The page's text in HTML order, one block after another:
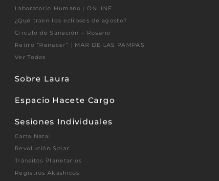
Laboratorio Humano | ONLINE
¿Qué traen los eclipses de agosto?
Circulo de Sanación – Rosario
Retiro “Renacer” | MAR DE LAS PAMPAS
Ver Todos
Sobre Laura
Espacio Hacete Cargo
Sesiones Individuales
Carta Natal
Revolución Solar
Tránsitos Planetarios
Registros Akáshicos